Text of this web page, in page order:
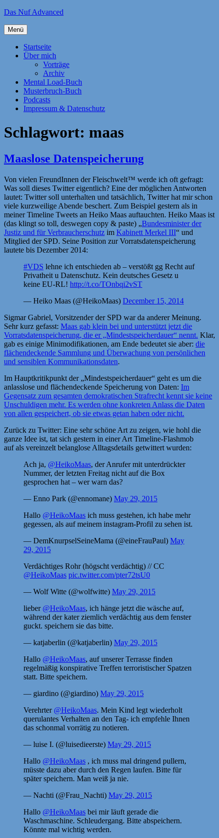
Zum
springen
Das Nuf Advanced
Menü
Startseite
Über mich
Vorträge
Archiv
Mental Load-Buch
Musterbruch-Buch
Podcasts
Impressum & Datenschutz
Schlagwort: maas
Maaslose Datenspeicherung
Von vielen FreundInnen der Fleischwelt™ werde ich oft gefragt:
Was soll dieses Twitter eigentlich? Eine der möglichen Antworten
lautet: Twitter soll unterhalten und tatsächlich, Twitter hat mir schon
viele kurzweilige Abende beschert. Zum Beispiel gestern als in
meiner Timeline Tweets an Heiko Maas auftauchten. Heiko Maas ist
(das klingt so toll, deswegen copy & paste) „Bundesminister der
Justiz und für Verbraucherschutz im Kabinett Merkel III“ und
Mitglied der SPD. Seine Position zur Vorratsdatenspeicherung
lautete bis Dezember 2014:
#VDS lehne ich entschieden ab – verstößt gg Recht auf
Privatheit u Datenschutz. Kein deutsches Gesetz u
keine EU-RL! http://t.co/TOnbqi2vST
— Heiko Maas (@HeikoMaas) December 15, 2014
Sigmar Gabriel, Vorsitzender der SPD war da anderer Meinung.
Sehr kurz gefasst: Maas gab klein bei und unterstützt jetzt die
Vorratsdatenspeicherung, die er „Mindestspeicherdauer“ nennt. Klar,
gab es einige Minimodifikationen, am Ende bedeutet sie aber: die
flächendeckende Sammlung und Überwachung von persönlichen
und sensiblen Kommunikationsdaten.
Im Hauptkritikpunkt der „Mindestspeicherdauer“ geht es um die
anlasslose und flächendeckende Speicherung von Daten: Im
Gegensatz zum gesamten demokratischen Strafrecht kennt sie keine
Unschuldigen mehr. Es werden ohne konkreten Anlass die Daten
von allen gespeichert, ob sie etwas getan haben oder nicht.
Zurück zu Twitter: Eine sehr schöne Art zu zeigen, wie hohl die
ganze Idee ist, tat sich gestern in einer Art Timeline-Flashmob
auf als vereinzelt belanglose Alltagsdetails getwittert wurden:
Ach ja, @HeikoMaas, der Anrufer mit unterdrückter
Nummer, der letzten Freitag nicht auf die Box
gesprochen hat – wer warn das?
— Enno Park (@ennomane) May 29, 2015
Hallo @HeikoMaas ich muss gestehen, ich habe mehr
gegessen, als auf meinem instagram-Profil zu sehen ist.
— DemKnurpselSeineMama (@eineFrauPaul) May
29, 2015
Verdächtiges Rohr (högscht verdächtig) // CC
@HeikoMaas pic.twitter.com/pter72tsU0
— Wolf Witte (@wolfwitte) May 29, 2015
lieber @HeikoMaas, ich hänge jetzt die wäsche auf,
während der kater ziemlich verdächtig aus dem fenster
guckt. speichern sie das bitte.
— katjaberlin (@katjaberlin) May 29, 2015
Hallo @HeikoMaas, auf unserer Terrasse finden
regelmäßig konspirative Treffen terroristischer Spatzen
statt. Bitte speichern.
— giardino (@giardino) May 29, 2015
Verehrter @HeikoMaas. Mein Kind legt wiederholt
querulantes Verhalten an den Tag- ich empfehle Ihnen
das schonmal vorrätig zu notieren.
— luise I. (@luisedieerste) May 29, 2015
Hallo @HeikoMaas , ich muss mal dringend pullern,
müsste dazu aber durch den Regen laufen. Bitte für
später speichern. Man weiß ja nie.
— Nachti (@Frau_Nachti) May 29, 2015
Hallo @HeikoMaas bei mir läuft gerade die
Waschmaschine. Schleudergang. Bitte abspeichern.
Könnte mal wichtig werden.